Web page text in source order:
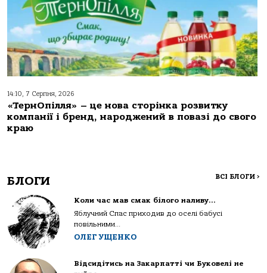
14:10, 7 Серпня, 2026
«ТернОпілля» – це нова сторінка розвитку
компанії і бренд, народжений в повазі до свого
краю
БЛОГИ ВСІ БЛОГИ >
Коли час мав смак білого наливу…
Яблучний Спас приходив до оселі бабусі
повільними...
ОЛЕГ УЩЕНКО
Відсидітись на Закарпатті чи Буковелі не